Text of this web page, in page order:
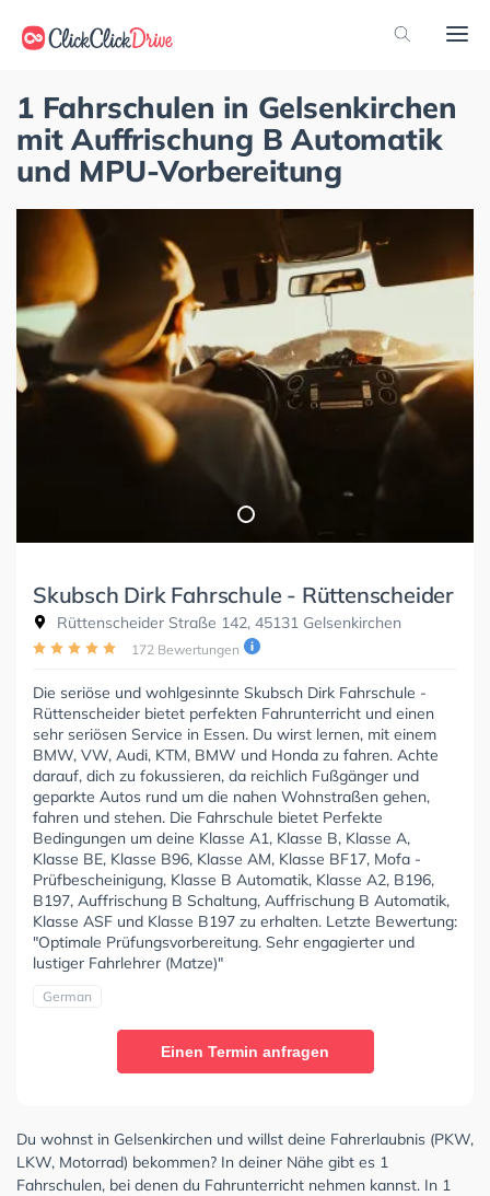
1 Fahrschulen in Gelsenkirchen
mit Auffrischung B Automatik
und MPU-Vorbereitung
Skubsch Dirk Fahrschule - Rüttenscheider
Rüttenscheider Straße 142, 45131 Gelsenkirchen
172 Bewertungen
Die seriöse und wohlgesinnte Skubsch Dirk Fahrschule -
Rüttenscheider bietet perfekten Fahrunterricht und einen
sehr seriösen Service in Essen. Du wirst lernen, mit einem
BMW, VW, Audi, KTM, BMW und Honda zu fahren. Achte
darauf, dich zu fokussieren, da reichlich Fußgänger und
geparkte Autos rund um die nahen Wohnstraßen gehen,
fahren und stehen. Die Fahrschule bietet Perfekte
Bedingungen um deine Klasse A1, Klasse B, Klasse A,
Klasse BE, Klasse B96, Klasse AM, Klasse BF17, Mofa -
Prüfbescheinigung, Klasse B Automatik, Klasse A2, B196,
B197, Auffrischung B Schaltung, Auffrischung B Automatik,
Klasse ASF und Klasse B197 zu erhalten. Letzte Bewertung:
"Optimale Prüfungsvorbereitung. Sehr engagierter und
lustiger Fahrlehrer (Matze)"
German
Einen Termin anfragen
Du wohnst in Gelsenkirchen und willst deine Fahrerlaubnis (PKW,
LKW, Motorrad) bekommen? In deiner Nähe gibt es 1
Fahrschulen, bei denen du Fahrunterricht nehmen kannst. In 1